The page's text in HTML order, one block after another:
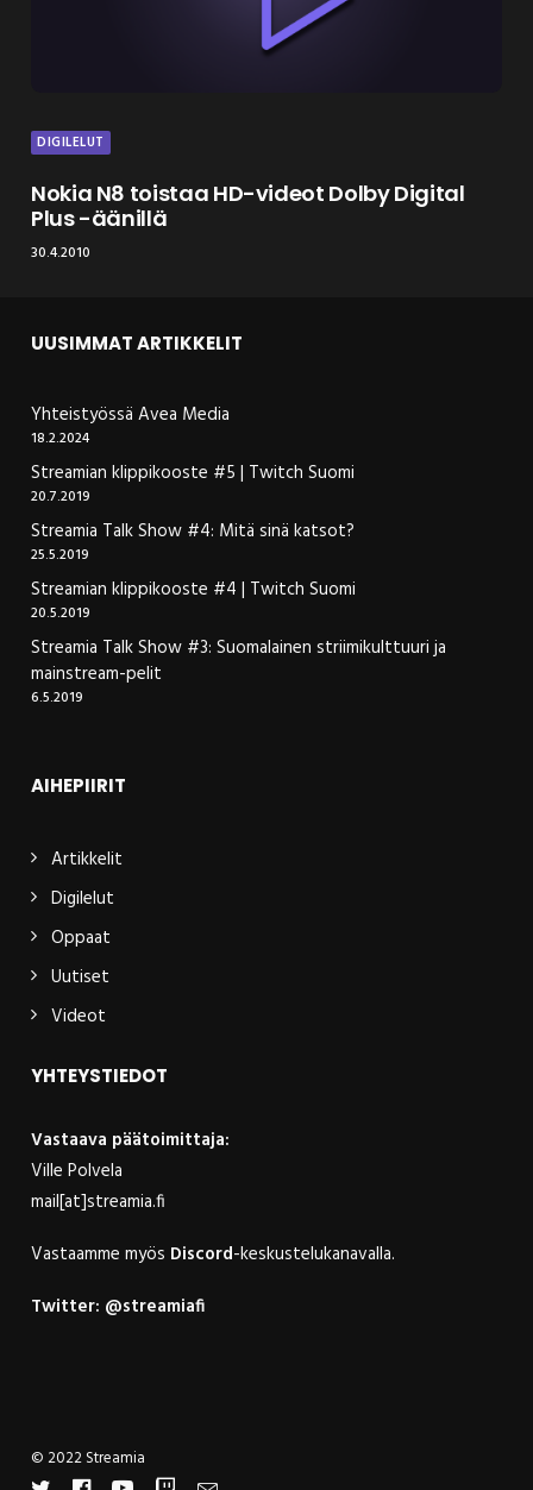
DIGILELUT
Nokia N8 toistaa HD-videot Dolby Digital
Plus -äänillä
30.4.2010
UUSIMMAT ARTIKKELIT
Yhteistyössä Avea Media
18.2.2024
Streamian klippikooste #5 | Twitch Suomi
20.7.2019
Streamia Talk Show #4: Mitä sinä katsot?
25.5.2019
Streamian klippikooste #4 | Twitch Suomi
20.5.2019
Streamia Talk Show #3: Suomalainen striimikulttuuri ja
mainstream-pelit
6.5.2019
AIHEPIIRIT
Artikkelit
Digilelut
Oppaat
Uutiset
Videot
YHTEYSTIEDOT
Vastaava päätoimittaja:
Ville Polvela
mail[at]streamia.fi
Vastaamme myös Discord-keskustelukanavalla.
Twitter: @streamiafi
© 2022 Streamia